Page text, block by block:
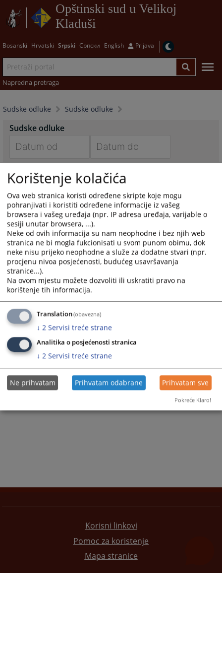
Opštinski sud u Velikoj
Kladuši
Bosanski Hrvatski Srpski Српски English Prijava
Napredna pretraga
Sudske odluke Sudske odluke
Sudske odluke
Navigate
forward
to
interact
with
the
calendar
and
select
a
date.
Press
the
question
mark
key
to
get
keyboard
shortcuts
for
dates.
Navigate
forward
to
interact
with
the
calendar
and
select
a
Press
the
question
mark
key
to
the
keyboard
shortcuts
for
dates.
Trenutno nema vijesti
Korisni linkovi
Pomoc za koristenje
Mapa stranice
Korištenje kolačića
Ova web stranica koristi određene skripte koje mogu
pohranjivati i koristiti određene informacije iz vašeg
browsera i vašeg uređaja (npr. IP adresa uređaja, varijable o
sesiji unutar browsera, ...).
Neke od ovih informacija su nam neophodne i bez njih web
stranica ne bi mogla fukcionisati u svom punom obimu, dok
neke nisu prijeko neophodne a služe za dodatne stvari (npr.
procjenu nivoa posjećenosti, budućeg usavršavanja
stranice...).
Na ovom mjestu možete dozvoliti ili uskratiti pravo na
korištenje tih informacija.
Translation(obavezna)
↓ 2 Servisi treće strane
Analitika o posjećenosti stranica
↓ 2 Servisi treće strane
Ne prihvatam Prihvatam odabrane Prihvatam sve
Pokreće Klaro!